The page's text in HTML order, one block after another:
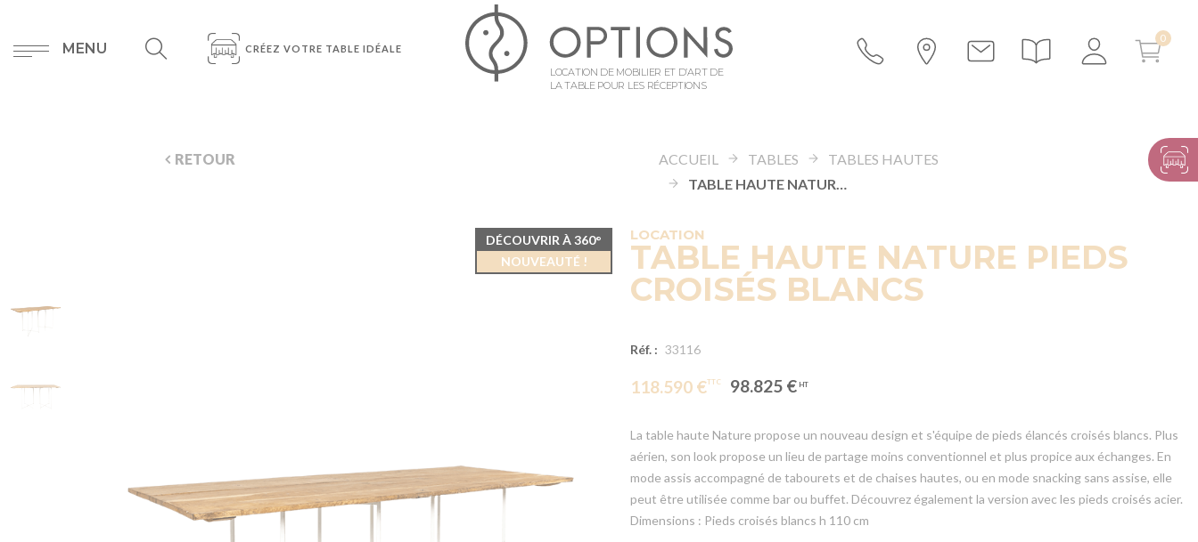
MENU CRÉEZ VOTRE TABLE IDÉALE
LOCATION DE MOBILIER ET D’ART DE
LA TABLE POUR LES RÉCEPTIONS
RETOUR ACCUEIL TABLES
TABLES HAUTES
TABLE HAUTE NATURE PIEDS CROISÉS BLANCS
LOCATION
TABLE HAUTE NATURE PIEDS
CROISÉS BLANCS
Réf. : 33116
118.590 € 98.825 €
La table haute Nature propose un nouveau design et s'équipe de pieds élancés croisés blancs. Plus
aérien, son look propose un lieu de partage moins conventionnel et plus propice aux échanges. En
mode assis accompagné de tabourets et de chaises hautes, ou en mode snacking sans assise, elle
peut être utilisée comme bar ou buffet. Découvrez également la version avec les pieds croisés acier.
Dimensions : Pieds croisés blancs h 110 cm
DÉCOUVRIR À 360°
NOUVEAUTÉ !